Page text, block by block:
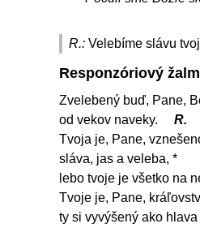
R.: Velebíme slávu
Responzóriový žalm
Zvelebený buď, Pane,
od vekov naveky.
R.
Tvoja je, Pane,
sláva, jas a veleba, *
lebo tvoje je všetko na
Tvoje je, Pane,
ty si vyvýšený ako